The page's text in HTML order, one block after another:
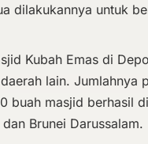
dilakukannya untuk
Kubah Emas di
lain. Jumlahnya
buah masjid berhasil
Brunei Darussalam.